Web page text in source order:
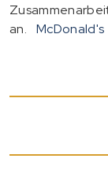
an.
McDonald's